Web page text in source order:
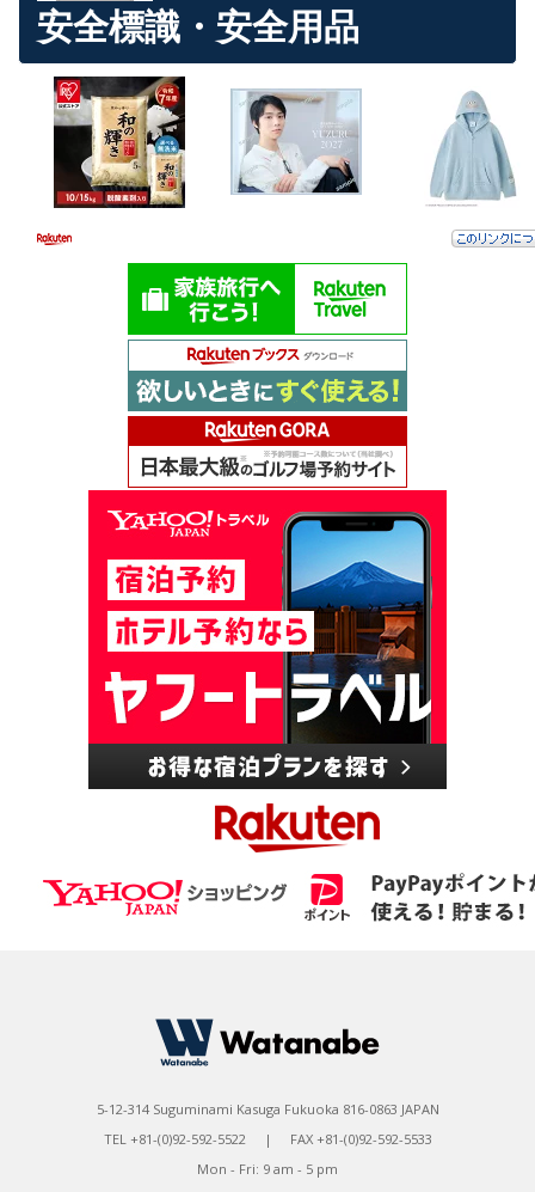
安全標識・安全用品
5-12-314 Suguminami Kasuga Fukuoka 816-0863 JAPAN
TEL +81-(0)92-592-5522 | FAX +81-(0)92-592-5533
Mon - Fri: 9 am - 5 pm